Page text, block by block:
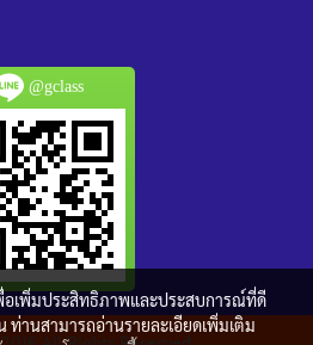
@gclass
อเพิ่มประสิทธิภาพและประสบการณ์ที่ดี
ท่านสามารถอ่านรายละเอียดเพิ่มเติม